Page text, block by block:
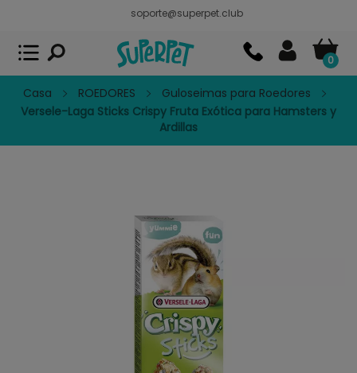
soporte@superpet.club
0
Casa ROEDORES
Guloseimas para Roedores
Versele-Laga Sticks Crispy Fruta Exótica para Hamsters y
Ardillas
Superpet, comida para mascotas
APP GRATIS - En Google Play